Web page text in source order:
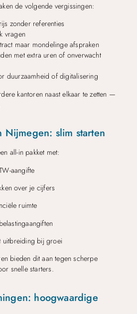
de volgende vergissingen:
zonder referenties
vragen
maar mondelinge afspraken
met extra uren of onverwacht
duurzaamheid of digitalisering
kantoren naast elkaar te zetten —
Nijmegen: slim starten
all-in pakket met:
aangifte
over je cijfers
ruimte
uitbreiding bij groei
bieden dit aan tegen scherpe
snelle starters.
hoogwaardige